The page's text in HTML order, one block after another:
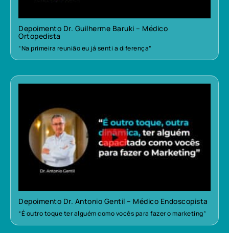
Depoimento Dr. Guilherme Baruki – Médico
Ortopedista
“Na primeira reunião eu já senti a diferença”
Depoimento Dr. Antonio Gentil – Médico Endoscopista
“É outro toque ter alguém como vocês para fazer o marketing”